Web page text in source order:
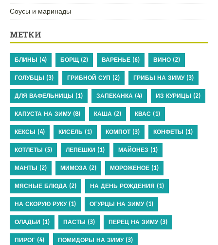
Соусы и маринады
МЕТКИ
БЛИНЫ (4) БОРЩ (2) ВАРЕНЬЕ (6) ВИНО (2)
ГОЛУБЦЫ (3) ГРИБНОЙ СУП (2) ГРИБЫ НА ЗИМУ(3)
ДЛЯ ВАФЕЛЬНИЦЫ (1) ЗАПЕКАНКА (4) ИЗ КУРИЦЫ (2)
КАПУСТА НА ЗИМУ(8) КАША (2) КВАС (1)
КЕКСЫ (4) КИСЕЛЬ (1) КОМПОТ(3) КОНФЕТЫ (1)
КОТЛЕТЫ (5) ЛЕПЕШКИ (1) МАЙОНЕЗ (1)
МАНТЫ (2) МИМОЗА (2) МОРОЖЕНОЕ (1)
МЯСНЫЕ БЛЮДА (2) НА ДЕНЬ РОЖДЕНИЯ (1)
НА СКОРУЮ РУКУ(1) ОГУРЦЫ НА ЗИМУ(1)
ОЛАДЬИ (1) ПАСТЫ (3) ПЕРЕЦ НА ЗИМУ(3)
ПИРОГ (4) ПОМИДОРЫ НА ЗИМУ(3)